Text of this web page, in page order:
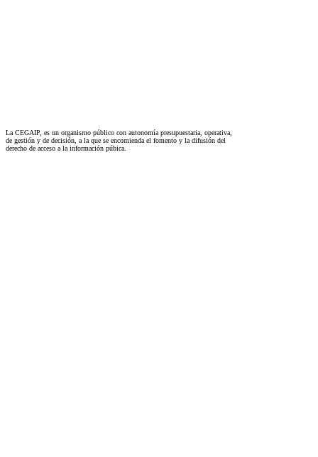
La CEGAIP, es un organismo público con autonomía presupuestaria, operativa,
de gestión y de decisión, a la que se encomienda el fomento y la difusión del
derecho de acceso a la información púbica.